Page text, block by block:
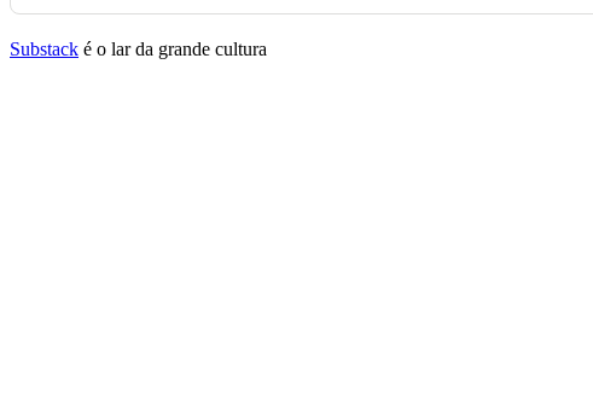
Substack é o lar da grande cultura